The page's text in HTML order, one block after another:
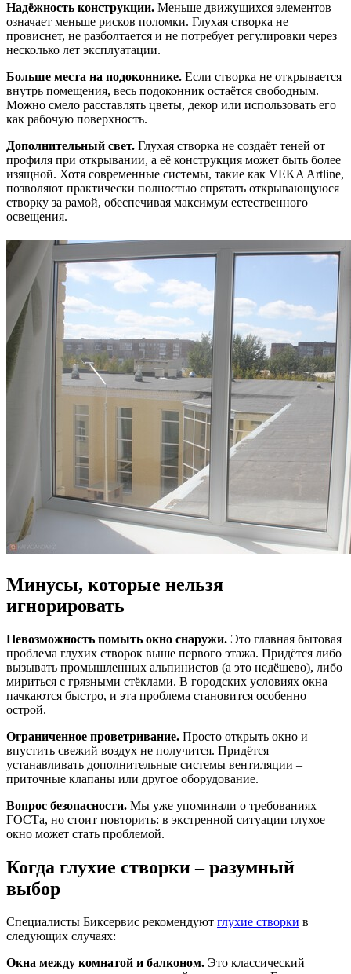
Надёжность конструкции. Меньше движущихся элементов
означает меньше рисков поломки. Глухая створка не
провиснет, не разболтается и не потребует регулировки через
несколько лет эксплуатации.
Больше места на подоконнике. Если створка не открывается
внутрь помещения, весь подоконник остаётся свободным.
Можно смело расставлять цветы, декор или использовать его
как рабочую поверхность.
Дополнительный свет. Глухая створка не создаёт теней от
профиля при открывании, а её конструкция может быть более
изящной. Хотя современные системы, такие как VEKA Artline,
позволяют практически полностью спрятать открывающуюся
створку за рамой, обеспечивая максимум естественного
освещения.
Минусы, которые нельзя
игнорировать
Невозможность помыть окно снаружи. Это главная бытовая
проблема глухих створок выше первого этажа. Придётся либо
вызывать промышленных альпинистов (а это недёшево), либо
мириться с грязными стёклами. В городских условиях окна
пачкаются быстро, и эта проблема становится особенно
острой.
Ограниченное проветривание. Просто открыть окно и
впустить свежий воздух не получится. Придётся
устанавливать дополнительные системы вентиляции –
приточные клапаны или другое оборудование.
Вопрос безопасности. Мы уже упоминали о требованиях
ГОСТа, но стоит повторить: в экстренной ситуации глухое
окно может стать проблемой.
Когда глухие створки – разумный
выбор
Специалисты Биксервис рекомендуют глухие створки в
следующих случаях:
Окна между комнатой и балконом. Это классический